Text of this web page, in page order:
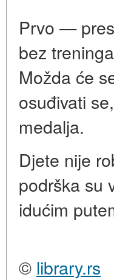
Prvo —
bez
Možda će
osuđivati
medalja.
Djete nije
podrška su
idućim
© library.rs